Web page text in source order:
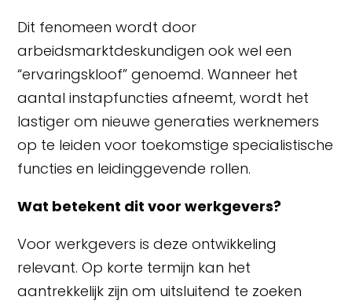
Dit fenomeen wordt door
arbeidsmarktdeskundigen ook wel een
“ervaringskloof” genoemd. Wanneer het
aantal instapfuncties afneemt, wordt het
lastiger om nieuwe generaties werknemers
op te leiden voor toekomstige specialistische
functies en leidinggevende rollen.
Wat betekent dit voor werkgevers?
Voor werkgevers is deze ontwikkeling
relevant. Op korte termijn kan het
aantrekkelijk zijn om uitsluitend te zoeken